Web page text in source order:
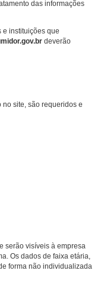
das informações
e instituições que
deverão
site, são requeridos e
serão visíveis à empresa
Os dados de faixa etária,
forma não individualizada